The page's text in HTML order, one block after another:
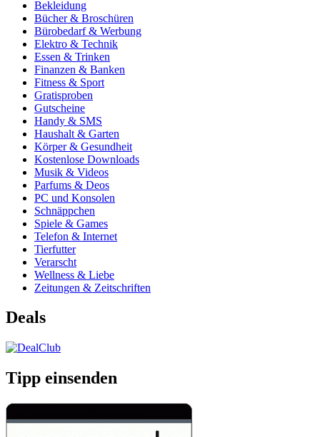
Bekleidung
Bücher & Broschüren
Bürobedarf & Werbung
Elektro & Technik
Essen & Trinken
Finanzen & Banken
Fitness & Sport
Gratisproben
Gutscheine
Handy & SMS
Haushalt & Garten
Körper & Gesundheit
Kostenlose Downloads
Musik & Videos
Parfums & Deos
PC und Konsolen
Schnäppchen
Spiele & Games
Telefon & Internet
Tierfutter
Verarscht
Wellness & Liebe
Zeitungen & Zeitschriften
Deals
Tipp einsenden